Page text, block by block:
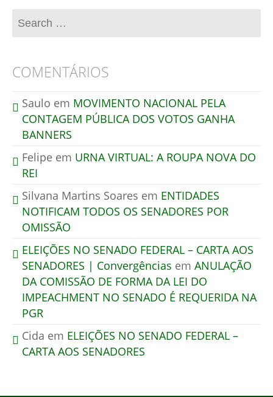
COMENTÁRIOS
Saulo em MOVIMENTO NACIONAL PELA
CONTAGEM PÚBLICA DOS VOTOS GANHA
BANNERS
Felipe em URNA VIRTUAL: A ROUPA NOVA DO
REI
Silvana Martins Soares em ENTIDADES
NOTIFICAM TODOS OS SENADORES POR
OMISSÃO
ELEIÇÕES NO SENADO FEDERAL – CARTA AOS
SENADORES | Convergências em ANULAÇÃO
DA COMISSÃO DE FORMA DA LEI DO
IMPEACHMENT NO SENADO É REQUERIDA NA
PGR
Cida em ELEIÇÕES NO SENADO FEDERAL –
CARTA AOS SENADORES